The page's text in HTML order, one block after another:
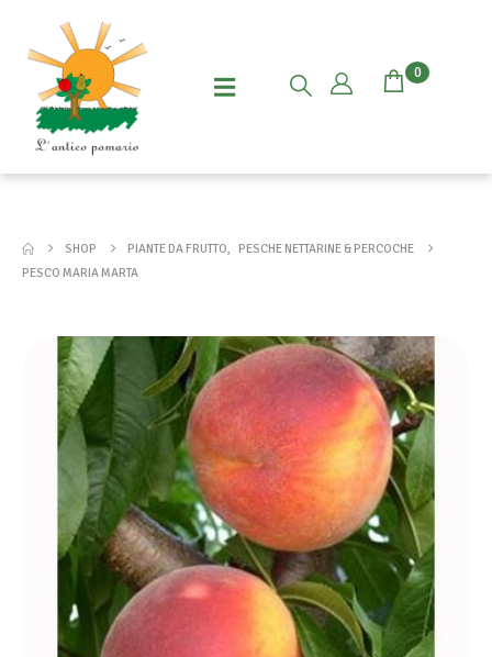
0
SHOP PIANTE DA FRUTTO,
PESCHE NETTARINE & PERCOCHE
PESCO MARIA MARTA